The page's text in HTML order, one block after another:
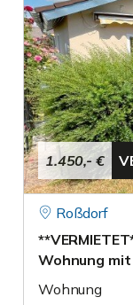
1.450,- €
Roßdorf
Wohnung
Wohnung